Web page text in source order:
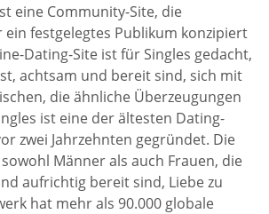
eine Community-Site, die
festgelegtes Publikum konzipiert
Dating-Site ist für Singles gedacht,
achtsam und bereit sind, sich mit
die ähnliche Überzeugungen
ist eine der ältesten Dating-
zwei Jahrzehnten gegründet. Die
Männer als auch Frauen, die
aufrichtig bereit sind, Liebe zu
hat mehr als 90.000 globale